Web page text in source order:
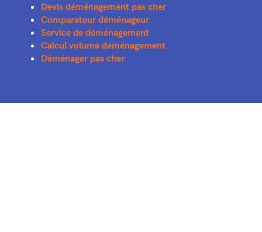
Devis déménagement pas cher
Comparateur déménageur
Service de déménagement
Calcul volume déménagement
Déménager pas cher